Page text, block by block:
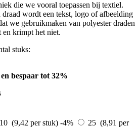
die we vooral toepassen bij textiel.
wordt een tekst, logo of afbeelding
we gebruikmaken van polyester draden
en krimpt het niet.
stuks:
bespaar tot 32%
10 (9,42 per stuk) -4%
25 (8,91 per